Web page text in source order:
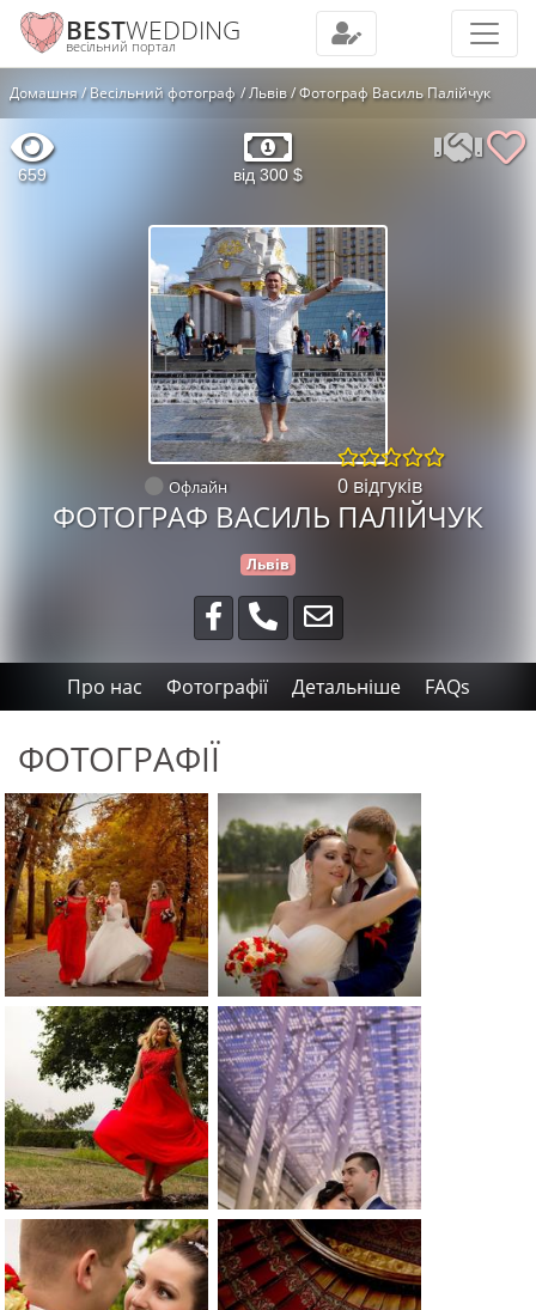
BESTWEDDING
весільний портал
Домашня Весільний фотограф Львів Фотограф Василь Палійчук
659 від 300 $
Офлайн 0 відгуків
ФОТОГРАФ ВАСИЛЬ ПАЛІЙЧУК
Львів
Про нас Фотографії Детальніше FAQs
ФОТОГРАФІЇ